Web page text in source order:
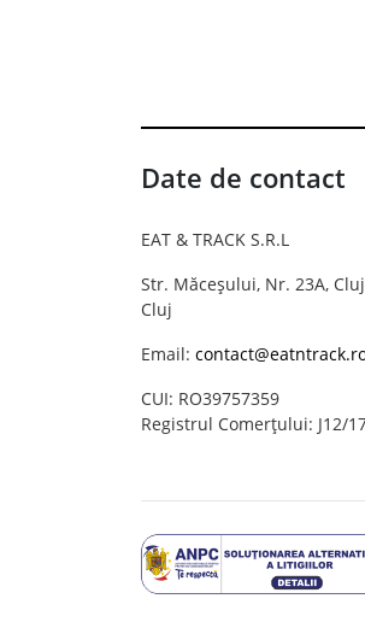
Date de contact
EAT & TRACK S.R.L
Str. Măceșului, Nr. 23A,
Cluj
Email:
CUI: RO39757359
Registrul Comerțului: J12/